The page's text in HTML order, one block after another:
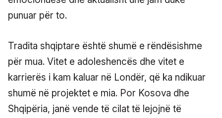
punuar për to.
Tradita shqiptare është shumë e rëndësishme
për mua. Vitet e adoleshencës dhe vitet e
karrierës i kam kaluar në Londër, që ka ndikuar
shumë në projektet e mia. Por Kosova dhe
Shqipëria, janë vende të cilat të lejojnë të